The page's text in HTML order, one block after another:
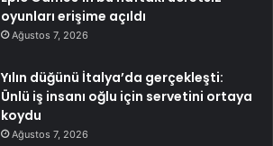
oyunları erişime açıldı
Ağustos 7, 2026
Yılın düğünü İtalya’da gerçekleşti:
Ünlü iş insanı oğlu için servetini ortaya
koydu
Ağustos 7, 2026